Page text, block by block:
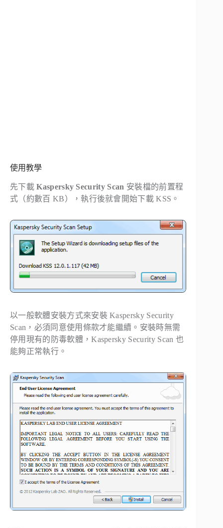
使用教學
先下載Kaspersky Security Scan 安裝檔的前置程
式（約數百 KB），執行後就會開始下載 KSS。
以一般軟體安裝方式來安裝 Kaspersky Security
Scan，必須同意使用條款才能繼續。安裝時無需
停用現有的防毒軟體，Kaspersky Security Scan 也
能夠正常執行。